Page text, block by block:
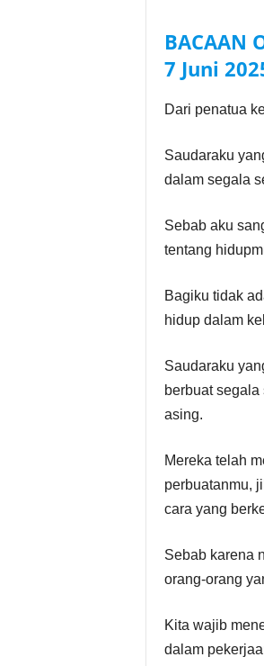
BACAAN
7 Juni
Dari penatua
Saudaraku
dalam segala
Sebab aku
tentang
Bagiku tidak
hidup dalam
Saudaraku
berbuat
asing.
Mereka telah
perbuatanmu,
cara yang
Sebab karena
orang-orang
Kita wajib
dalam